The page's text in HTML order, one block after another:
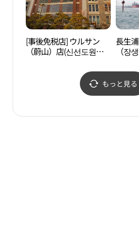
[事後免税店] ウルサン
（蔚山）店(신선도원몰
長生
（장
もっと見る